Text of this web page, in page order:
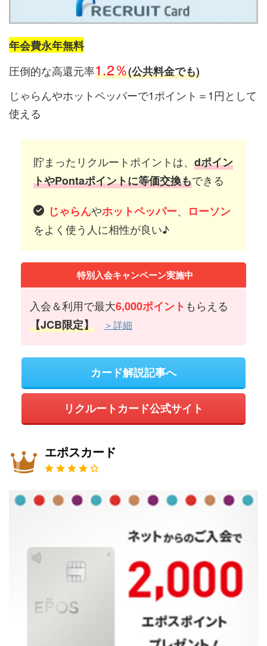
年会費永年無料
圧倒的な高還元率1.2％(公共料金でも)
じゃらんやホットペッパーで1ポイント＝1円として
使える
貯まったリクルートポイントは、 dポイン
トやPontaポイントに等価交換もできる
じゃらんやホットペッパー、
ローソン
をよく使う人に相性が良い♪
特別入会キャンペーン実施中
入会＆利用で最大6,000ポイント もらえる
【JCB限定】
＞詳細
カード解説記事へ
リクルートカード公式サイト
エポスカード